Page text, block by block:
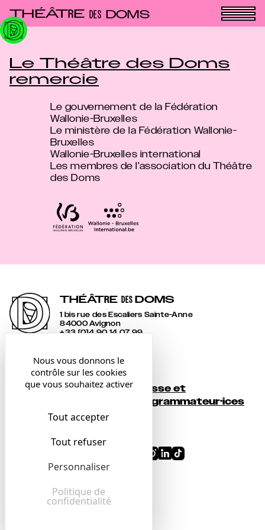
THÉÂTRE DES DOMS
Le Théâtre des Doms
remercie
Le gouvernement de la Fédération
Wallonie-Bruxelles
Le ministère de la Fédération Wallonie-
Bruxelles
Wallonie-Bruxelles international
Les membres de l’association du Théâtre
des Doms
THÉÂTRE DES DOMS
1 bis rue des Escaliers Sainte-Anne
84000 Avignon
+33 [0]4 90 14 07 99
Contact
Billetterie
Presse et
programmateur·ices
Mentions légales
Panneau de gestion des cookies
Nous vous donnons le
contrôle sur les cookies
que vous souhaitez activer
Tout accepter
Tout refuser
Personnaliser
Politique de
confidentialité